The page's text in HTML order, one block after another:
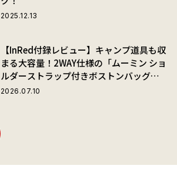
2025.12.13
【InRed付録レビュー】キャンプ道具も収
まる大容量！2WAY仕様の「ムーミン ショ
ルダーストラップ付きボストンバッグ」
が夏旅におすすめな理由
2026.07.10